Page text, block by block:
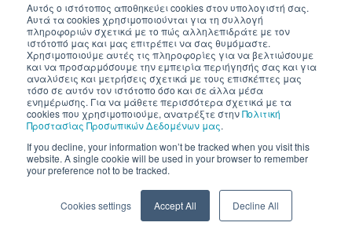
Αυτός ο ιστότοπος αποθηκεύει cookies στον υπολογιστή σας.
Αυτά τα cookies χρησιμοποιούνται για τη συλλογή
πληροφοριών σχετικά με το πώς αλληλεπιδράτε με τον
ιστότοπό μας και μας επιτρέπει να σας θυμόμαστε.
Χρησιμοποιούμε αυτές τις πληροφορίες για να βελτιώσουμε
και να προσαρμόσουμε την εμπειρία περιήγησής σας και για
αναλύσεις και μετρήσεις σχετικά με τους επισκέπτες μας
τόσο σε αυτόν τον ιστότοπο όσο και σε άλλα μέσα
ενημέρωσης. Για να μάθετε περισσότερα σχετικά με τα
cookies που χρησιμοποιούμε, ανατρέξτε στηνΠολιτική
Προστασίας Προσωπικών Δεδομένων μας.
If you decline, your information won’t be tracked when you visit this
website. A single cookie will be used in your browser to remember
your preference not to be tracked.
Cookies settings Accept All Decline All